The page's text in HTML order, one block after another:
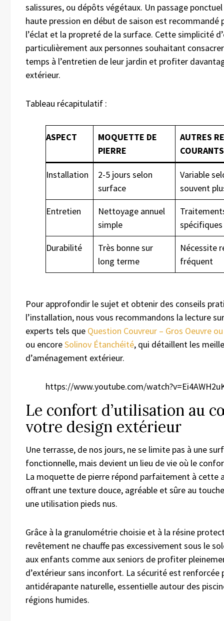
salissures, ou dépôts végétaux. Un passage
haute pression en début de saison est recommandé
l’éclat et la propreté de la surface. Cette simplicité
particulièrement aux personnes souhaitant
temps à l’entretien de leur jardin et profiter
extérieur.
Tableau récapitulatif :
ASPECT
MOQUETTE DE
PIERRE
AUTRES
COURANTS
Installation
2-5 jours selon
surface
Variable
souvent
Entretien
Nettoyage annuel
simple
spécifiques
Durabilité
Très bonne sur
long terme
Nécessite
fréquent
Pour approfondir le sujet et obtenir des conseils
l’installation, nous vous recommandons la lecture
experts tels que Question Couvreur – Gros Oeuvre
ou encoreSolinov Étanchéité, qui détaillent les
d’aménagement extérieur.
https://www.youtube.com/
Le confort d’utilisation au
votre design extérieur
Une terrasse, de nos jours, ne se limite pas à une
fonctionnelle, mais devient un lieu de vie où le
La moquette de pierre répond parfaitement à cette
offrant une texture douce, agréable et sûre au
une utilisation pieds nus.
Grâce à la granulométrie choisie et à la résine
revêtement ne chauffe pas excessivement sous le
aux enfants comme aux seniors de profiter
d’extérieur sans inconfort. La sécurité est renforcée
antidérapante naturelle, essentielle autour des
régions humides.